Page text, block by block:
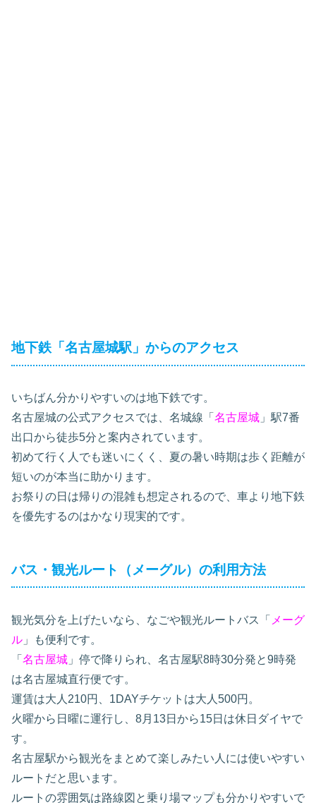
地下鉄「名古屋城駅」からのアクセス
いちばん分かりやすいのは地下鉄です。
名古屋城の公式アクセスでは、名城線「 名古屋城 」駅7番
出口から徒歩5分と案内されています。
初めて行く人でも迷いにくく、夏の暑い時期は歩く距離が
短いのが本当に助かります。
お祭りの日は帰りの混雑も想定されるので、車より地下鉄
を優先するのはかなり現実的です。
バス・観光ルート（メーグル）の利用方法
観光気分を上げたいなら、なごや観光ルートバス「 メーグ
ル 」も便利です。
「 名古屋城 」停で降りられ、名古屋駅8時30分発と9時発
は名古屋城直行便です。
運賃は大人210円、1DAYチケットは大人500円。
火曜から日曜に運行し、8月13日から15日は休日ダイヤで
す。
名古屋駅から観光をまとめて楽しみたい人には使いやすい
ルートだと思います。
ルートの雰囲気は路線図と乗り場マップも分かりやすいで